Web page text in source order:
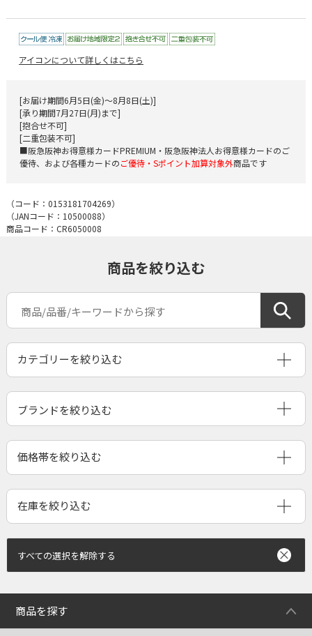
アイコンについて詳しくはこちら
[お届け期間6月5日(金)～8月8日(土)]
[承り期間7月27日(月)まで]
[抱合せ不可]
[二重包装不可]
■阪急阪神お得意様カードPREMIUM・阪急阪神法人お得意様カードのご
優待、および各種カードのご優待・Sポイント加算対象外商品です
（コード： 0153181704269）
（JANコード： 10500088）
商品コード：CR6050008
商品を絞り込む
ブランドを絞り込む
すべての選択を解除する
商品を探す